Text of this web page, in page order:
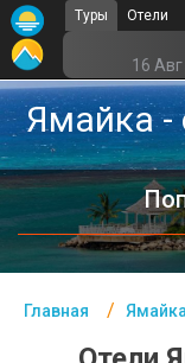
Туры Отели
16 Авг
Ямайка -
Главная Ямайка
Главная
Ямайка - Курорты
Офис г. Москва
Помощь
Подборки отелей